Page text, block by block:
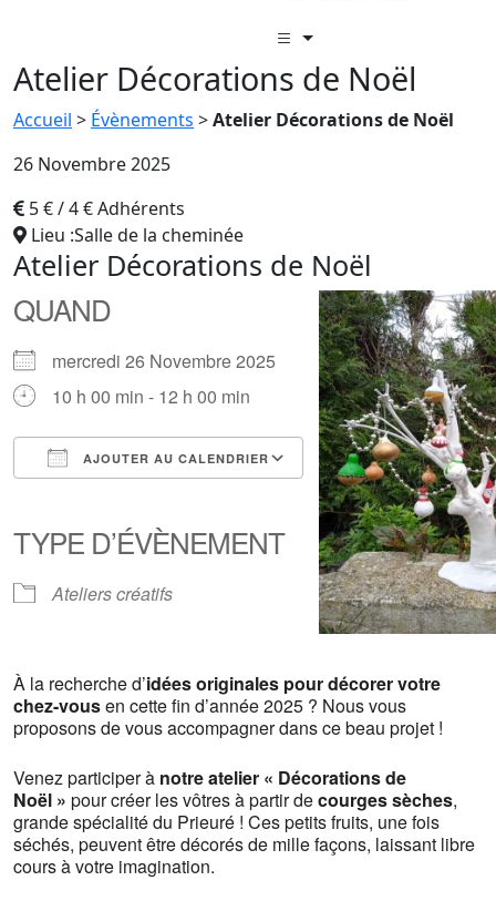
Atelier Décorations de Noël
Accueil > Évènements >Atelier Décorations de Noël
26 Novembre 2025
5 € / 4 € Adhérents
Lieu :Salle de la cheminée
Atelier Décorations de Noël
QUAND
mercredi 26 Novembre 2025
10 h 00 min - 12 h 00 min
AJOUTER AU CALENDRIER
Outlook Live
TYPE D’ÉVÈNEMENT
Ateliers créatifs
À la recherche d’idées originales pour décorer votre
chez-vousen cette fin d’année 2025 ? Nous vous
proposons de vous accompagner dans ce beau projet !
Venez participer à notre atelier « Décorations de
Noël » pour créer les vôtres à partir decourges sèches,
grande spécialité du Prieuré ! Ces petits fruits, une fois
séchés, peuvent être décorés de mille façons, laissant libre
cours à votre imagination.